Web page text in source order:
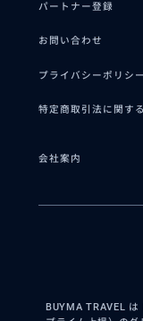
パートナー登録
お問い合わせ
プライバシーポリシー
特定商取引法に関す
会社案内
BUYMA TRAVEL